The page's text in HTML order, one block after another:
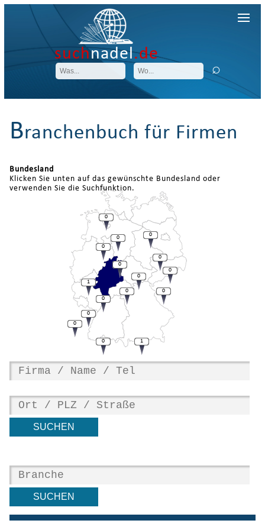
suchnadel.de
Branchenbuch für Firmen
Bundesland
Klicken Sie unten auf das gewünschte Bundesland oder
verwenden Sie die Suchfunktion.
0
0
1
0
0
0
0
0
0
0
0
0
0
0
0
1